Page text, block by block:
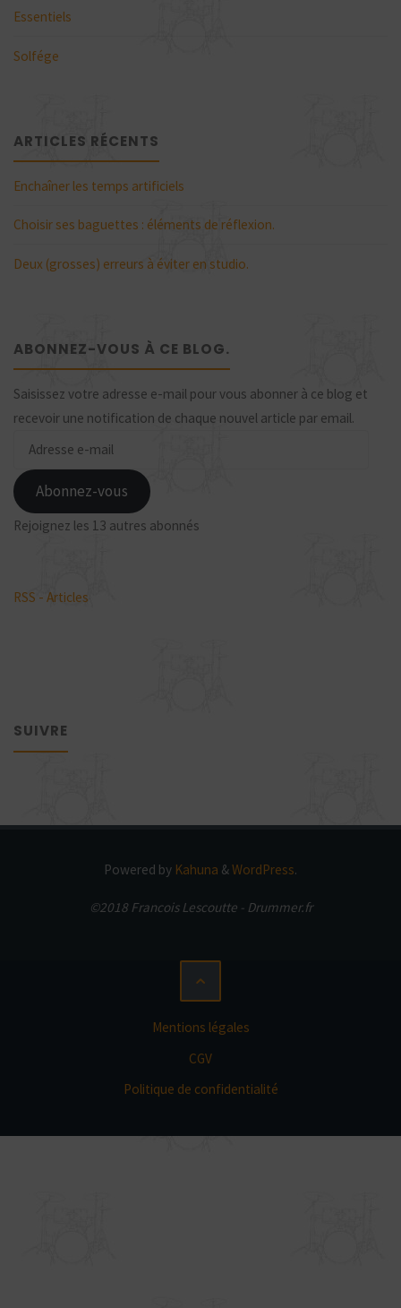
Essentiels
Solfége
ARTICLES RÉCENTS
Enchaîner les temps artificiels
Choisir ses baguettes : éléments de réflexion.
Deux (grosses) erreurs à éviter en studio.
ABONNEZ-VOUS À CE BLOG.
Saisissez votre adresse e-mail pour vous abonner à ce blog et
recevoir une notification de chaque nouvel article par email.
Adresse
mailAbonnez-vous
Rejoignez les 13 autres abonnés
RSS - Articles
SUIVRE
Powered by Kahuna &WordPress.
©2018 Francois Lescoutte - Drummer.fr
Mentions légales
CGV
Politique de confidentialité